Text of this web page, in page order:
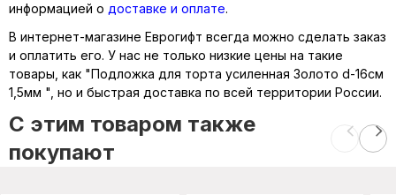
информацией о доставке и оплате.
В интернет-магазине Еврогифт всегда можно сделать заказ
и оплатить его. У нас не только низкие цены на такие
товары, как "Подложка для торта усиленная Золото d-16см
1,5мм ", но и быстрая доставка по всей территории России.
C этим товаром также
покупают